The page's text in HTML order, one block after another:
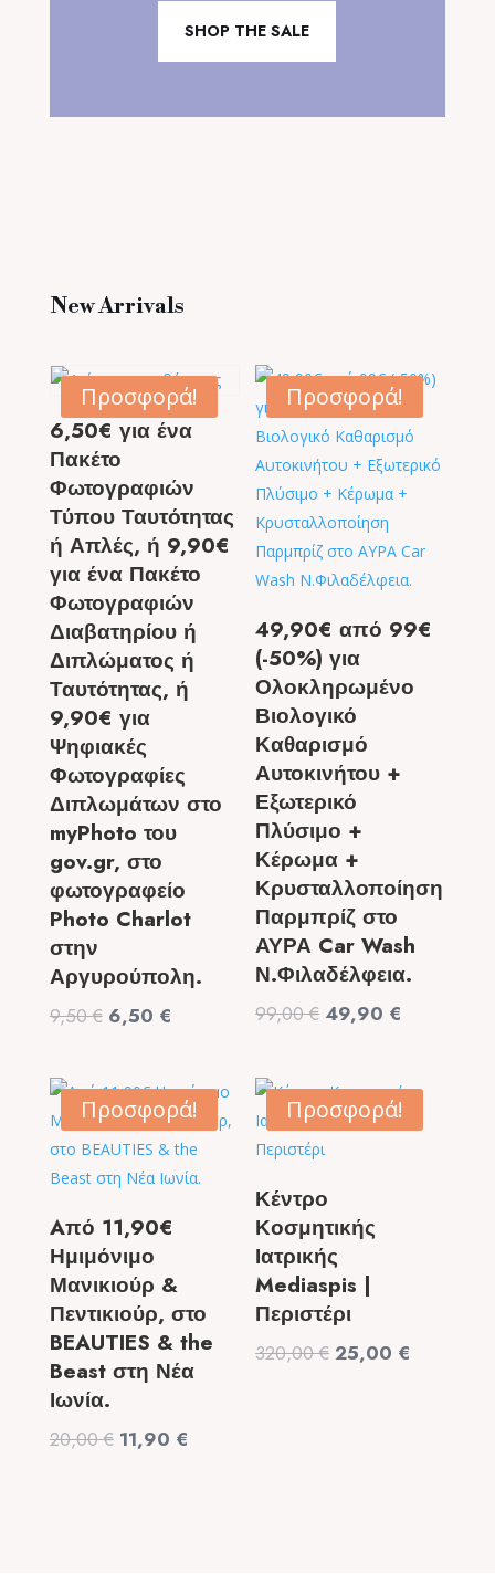
SHOP THE SALE
New Arrivals
Προσφορά!
6,50€ για ένα
Πακέτο
Φωτογραφιών
Τύπου Ταυτότητας
ή Απλές, ή 9,90€
για ένα Πακέτο
Φωτογραφιών
Διαβατηρίου ή
Διπλώματος ή
Ταυτότητας, ή
9,90€ για
Ψηφιακές
Φωτογραφίες
Διπλωμάτων στο
myPhoto του
gov.gr, στο
φωτογραφείο
Photo Charlot
στην
Αργυρούπολη.
9,50€ Original
9,50 €.
6,50 €
είναι:
6,50 €.
Προσφορά!
49,90€ από 99€
(-50%) για
Ολοκληρωμένο
Βιολογικό
Καθαρισμό
Αυτοκινήτου +
Εξωτερικό
Πλύσιμο +
Κέρωμα +
Κρυσταλλοποίηση
Παρμπρίζ στο
ΑΥΡΑ Car Wash
Ν.Φιλαδέλφεια.
99,00€ Original
99,00 €.
49,90 €
49,90 €.
Προσφορά!
Aπό 11,90€
Ημιμόνιμο
Μανικιούρ &
Πεντικιούρ, στο
BEAUTIES & the
Beast στη Νέα
Ιωνία.
20,00€ Original
11,90 €
Προσφορά!
Κέντρο
Κοσμητικής
Ιατρικής
Mediaspis |
Περιστέρι
320,00€ Original
25,00 €